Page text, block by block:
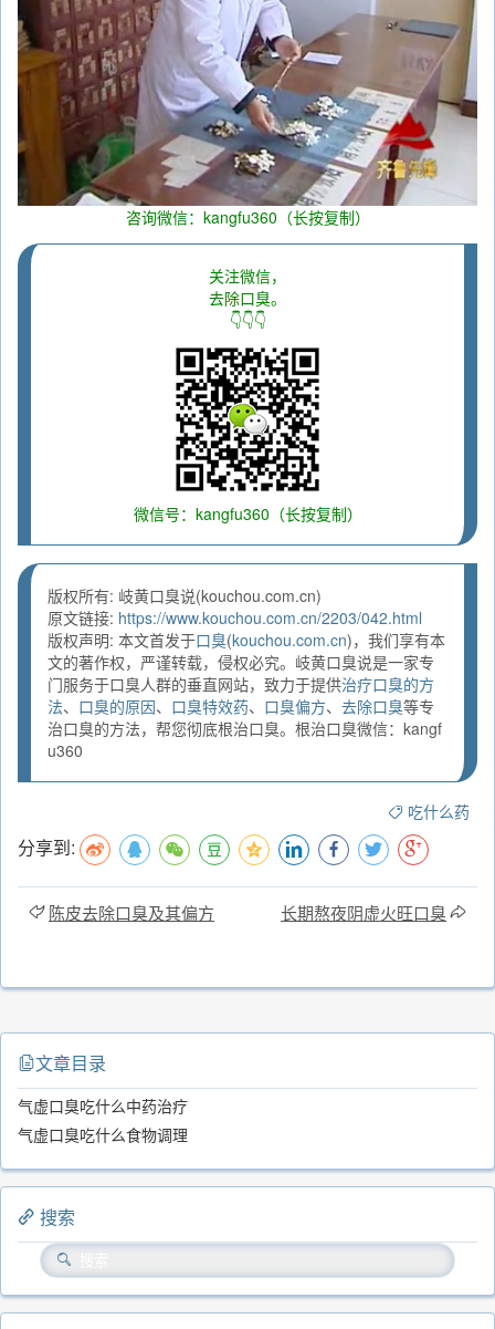
咨询微信：kangfu360（长按复制）
关注微信，
去除口臭。
👇👇👇
微信号：kangfu360（长按复制）
版权所有: 岐黄口臭说(kouchou.com.cn)
原文链接: https://www.kouchou.com.cn/2203/042.html
版权声明: 本文首发于口臭(kouchou.com.cn)，我们享有本
文的著作权，严谨转载，侵权必究。岐黄口臭说是一家专
门服务于口臭人群的垂直网站，致力于提供治疗口臭的方
法、 口臭的原因、 口臭特效药、 口臭偏方、 去除口臭等专
治口臭的方法，帮您彻底根治口臭。根治口臭微信：kangf
u360
吃什么药
分享到:
陈皮去除口臭及其偏方 长期熬夜阴虚火旺口臭
文章目录
气虚口臭吃什么中药治疗
气虚口臭吃什么食物调理
搜索